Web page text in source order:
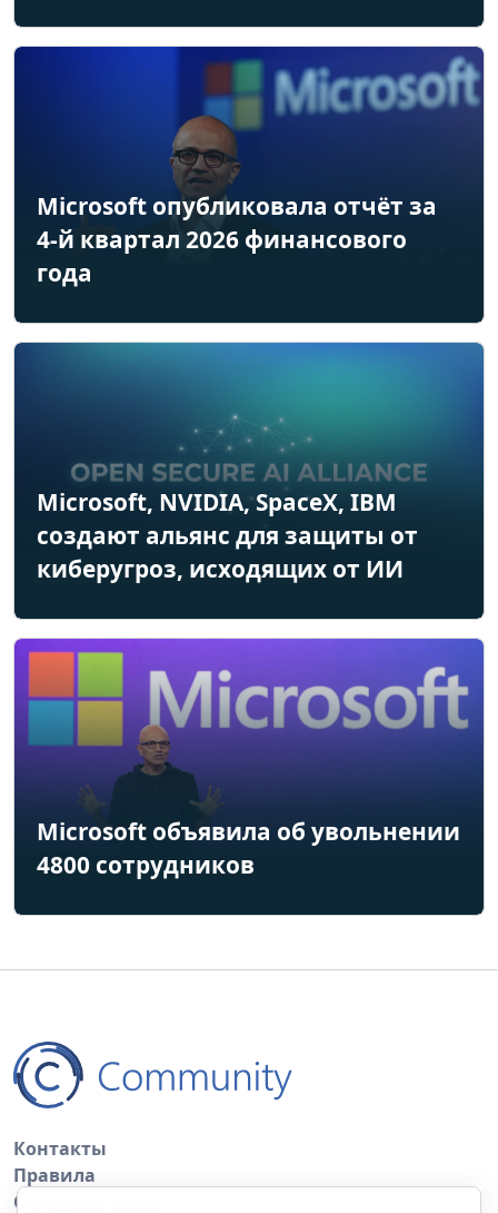
Microsoft опубликовала отчёт за
4-й квартал 2026 финансового
года
Microsoft, NVIDIA, SpaceX, IBM
создают альянс для защиты от
киберугроз, исходящих от ИИ
Microsoft объявила об увольнении
4800 сотрудников
Контакты
Правила
Обратная связь